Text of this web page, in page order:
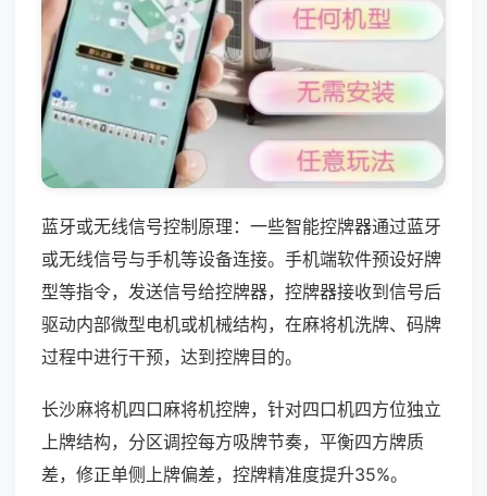
蓝牙或无线信号控制原理：一些智能控牌器通过蓝牙
或无线信号与手机等设备连接。手机端软件预设好牌
型等指令，发送信号给控牌器，控牌器接收到信号后
驱动内部微型电机或机械结构，在麻将机洗牌、码牌
过程中进行干预，达到控牌目的。
长沙麻将机四口麻将机控牌，针对四口机四方位独立
上牌结构，分区调控每方吸牌节奏，平衡四方牌质
差，修正单侧上牌偏差，控牌精准度提升35%。